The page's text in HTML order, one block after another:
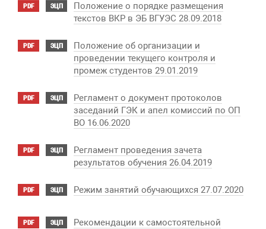
PDF ЭЦП
Положение о порядке размещения
текстов ВКР в ЭБ ВГУЭС 28.09.2018
PDF ЭЦП
Положение об организации и
проведении текущего контроля и
промеж студентов 29.01.2019
PDF ЭЦП
Регламент о документ протоколов
заседаний ГЭК и апел комиссий по ОП
ВО 16.06.2020
PDF ЭЦП
Регламент проведения зачета
результатов обучения 26.04.2019
PDF ЭЦП Режим занятий обучающихся 27.07.2020
PDF ЭЦП
Рекомендации к самостоятельной